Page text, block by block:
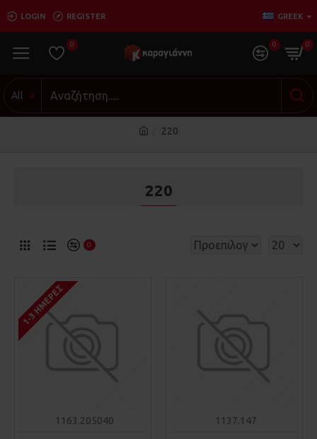
LOGIN REGISTER GREEK
0 0 0
All
220
220
0
1-3 ΗΜΈΡΕΣ
1163.205040 1137.147